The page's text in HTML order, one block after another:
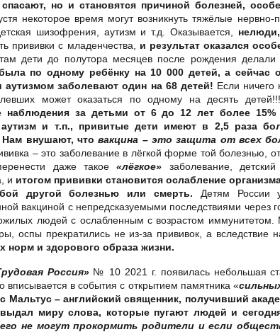
но и становятся причиной болезней,
некоторое время могут возникнуть тяжёлые нервно-
шизофрения, аутизм и т.д. Оказывается,
прививки с младенчества,
и результат оказался
дети до полутора месяцев после рождения делали
по одному ребёнку на 10 000 детей, а сейчас
аутизмом заболевают один на 68 детей! Если ничего
может оказаться по одному на десять
наблюдения за детьми от 6 до 12 лет более
аутизм и т.п., привитые дети имеют в 2,5 раза
Нам внушают, чтовакцина – это защита от всех
– это заболевание в лёгкой форме той болезнью,
даже такое«лёгкое» заболевание,
и итогом прививки становится ослабление
другой болезнью или смерть. Детям России
вакциной с непредсказуемыми последствиями через
людей с ослабленным с возрастом иммунитетом.
оспы прекратились не из-за прививок, а вследствие
норм и здорового образа жизни.
Россия»№ 10 2021 г. появилась небольшая
вписывается в события с открытием памятника «
Мальтус – английский священник, получивший
миру слова, которые пугают людей и
не могут прокормить родители и если